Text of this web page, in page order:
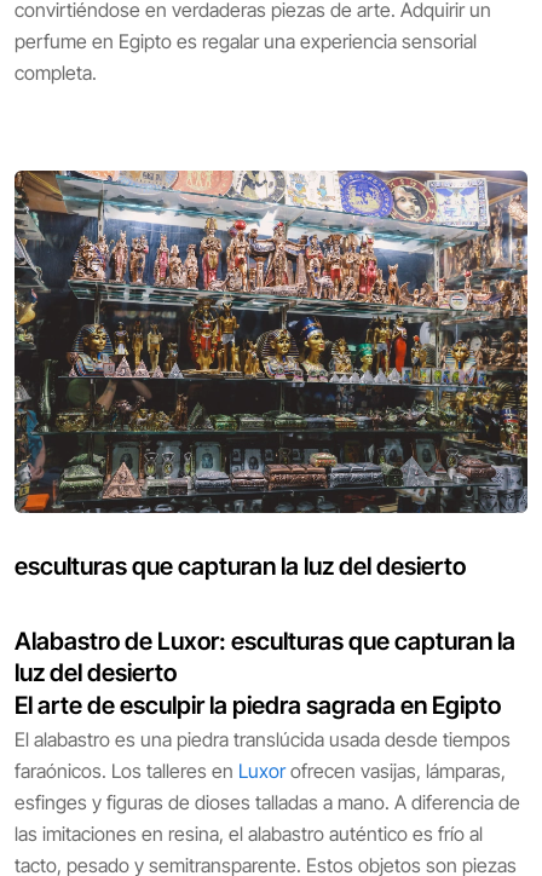
convirtiéndose en verdaderas piezas de arte. Adquirir un
perfume en Egipto es regalar una experiencia sensorial
completa.
esculturas que capturan la luz del desierto
Alabastro de Luxor: esculturas que capturan la
luz del desierto
El arte de esculpir la piedra sagrada en Egipto
El alabastro es una piedra translúcida usada desde tiempos
faraónicos. Los talleres en Luxorofrecen vasijas, lámparas,
esfinges y figuras de dioses talladas a mano. A diferencia de
las imitaciones en resina, el alabastro auténtico es frío al
tacto, pesado y semitransparente. Estos objetos son piezas